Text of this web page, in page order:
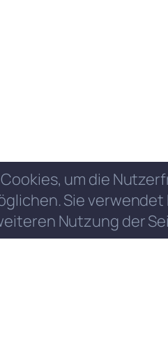
um die
Sie
Nutzung der